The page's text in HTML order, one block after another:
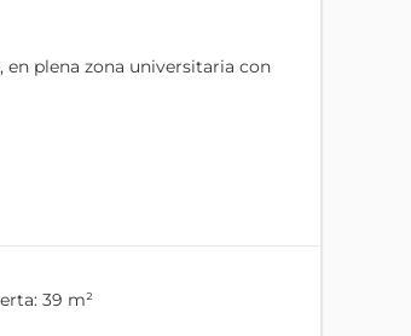
en plena zona universitaria con
+ 5% conexiones.
39 m²